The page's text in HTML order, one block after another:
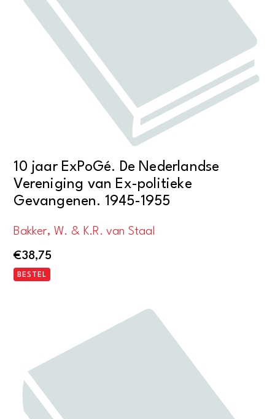
10 jaar ExPoGé. De Nederlandse
Vereniging van Ex-politieke
Gevangenen. 1945-1955
Bakker, W. & K.R. van Staal
€38,75
BESTEL